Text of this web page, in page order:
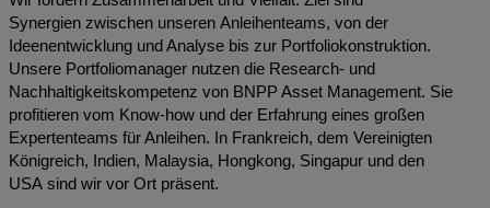
Synergien zwischen unseren Anleihenteams, von der
Ideenentwicklung und Analyse bis zur Portfoliokonstruktion.
Unsere Portfoliomanager nutzen die Research- und
Nachhaltigkeitskompetenz von BNPP Asset Management. Sie
profitieren vom Know-how und der Erfahrung eines großen
Expertenteams für Anleihen. In Frankreich, dem Vereinigten
Königreich, Indien, Malaysia, Hongkong, Singapur und den
USA sind wir vor Ort präsent.